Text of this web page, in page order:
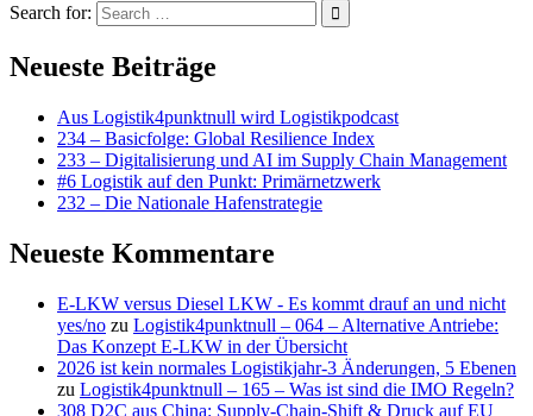
Search for:
Neueste Beiträge
Aus Logistik4punktnull wird Logistikpodcast
234 – Basicfolge: Global Resilience Index
233 – Digitalisierung und AI im Supply Chain Management
#6 Logistik auf den Punkt: Primärnetzwerk
232 – Die Nationale Hafenstrategie
Neueste Kommentare
E-LKW versus Diesel LKW - Es kommt drauf an und nicht
yes/no zu Logistik4punktnull – 064 – Alternative Antriebe:
Das Konzept E-LKW in der Übersicht
2026 ist kein normales Logistikjahr-3 Änderungen, 5 Ebenen
zu Logistik4punktnull – 165 – Was ist sind die IMO Regeln?
308 D2C aus China: Supply-Chain-Shift & Druck auf EU